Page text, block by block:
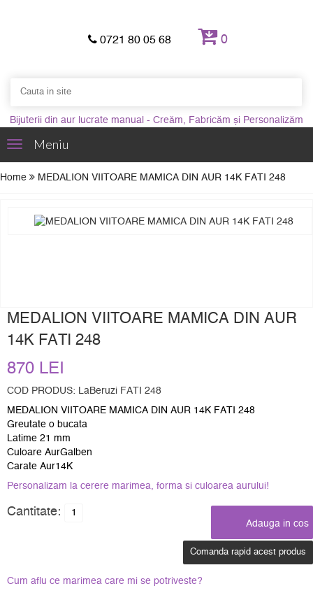
0721 80 05 68 0
Bijuterii din aur lucrate manual - Creăm, Fabricăm și Personalizăm
ToggleMeniu
Home MEDALION VIITOARE MAMICA DIN AUR 14K FATI 248
MEDALION VIITOARE MAMICA DIN AUR
14K FATI 248
870 LEI
COD PRODUS: LaBeruzi FATI 248
MEDALION VIITOARE MAMICA DIN AUR 14K FATI 248
Greutate o bucata
Latime 21 mm
Culoare AurGalben
Carate Aur14K
Personalizam la cerere marimea, forma si culoarea aurului!
Cantitate:
Comanda rapid acest produs
Cum aflu ce marimea care mi se potriveste?